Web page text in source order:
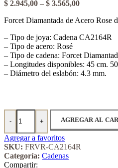
$ 2.945,00 – $ 3.565,00Rango
precios:
$ 2.945,00
$ 3.565,00
Forcet Diamantada de Acero Rose
– Tipo de joya: Cadena CA2164R
– Tipo de acero: Rosé
– Tipo de cadena: Forcet
– Longitudes disponibles: 45 cm.
– Diámetro del eslabón: 4.3 mm.
-
Forcet Diamantada de Acero Rose
+ AGREGAR AL
Agregar a favoritos
SKU: FRVR-CA2164R
Categoría: Cadenas
Compartir: